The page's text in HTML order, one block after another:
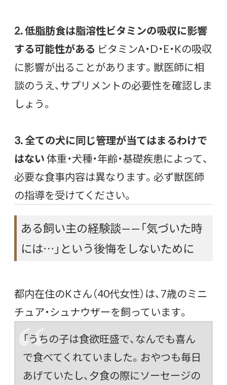
2. 低脂肪食は脂溶性ビタミンの吸収に影響
する可能性がある ビタミンA・D・E・Kの吸収
に影響が出ることがあります。獣医師に相
談のうえ、サプリメントの必要性を確認しま
しょう。
3. 全ての犬に同じ管理が当てはまるわけで
はない体重・犬種・年齢・基礎疾患によって、
必要な食事内容は異なります。必ず獣医師
の指導を受けてください。
ある飼い主の経験談——「気づいた時
には…」という後悔をしないために
都内在住のKさん（40代女性）は、7歳のミニ
チュア・シュナウザーを飼っています。
「うちの子は食欲旺盛で、なんでも喜ん
で食べてくれていました。おやつも毎日
あげていたし、夕食の際にソーセージの